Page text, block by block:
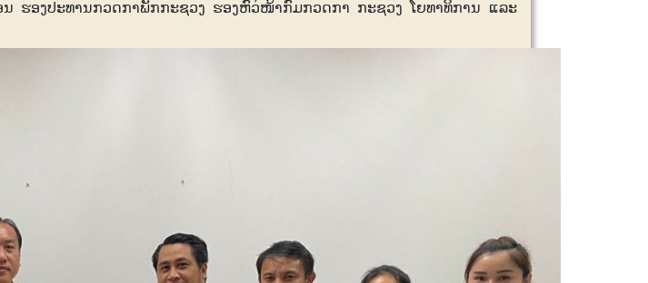
ຮອງປະທານກວດກາພັກກະຊວງ ຮອງຫົວໜ້າກົມກວດກາ ກະຊວງ ໂຍທາທິການ ແລະ